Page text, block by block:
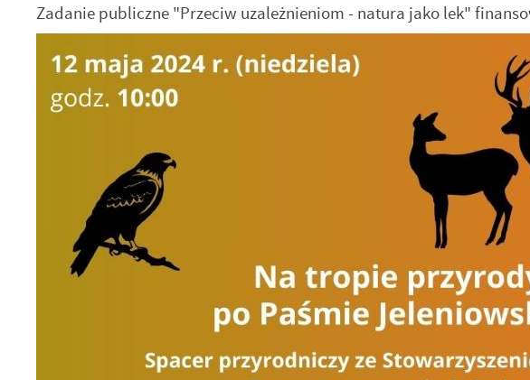
Zadanie publiczne "Przeciw uzależnieniom - natura jako lek"